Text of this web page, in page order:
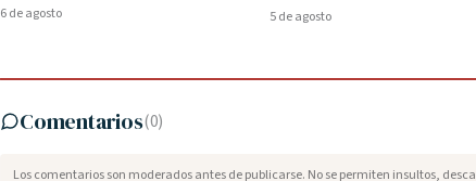
6 de agosto 5 de agosto
Comentarios(0)
Los comentarios son moderados antes de publicarse. No se permiten insultos,